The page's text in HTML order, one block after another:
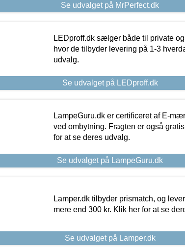
Se udvalget på MrPerfect.dk
LEDproff.dk sælger både til private
hvor de tilbyder levering på 1-3
udvalg.
Se udvalget på LEDproff.dk
LampeGuru.dk er certificeret af E-
ved ombytning. Fragten er også
for at se deres udvalg.
Se udvalget på LampeGuru.dk
Lamper.dk tilbyder prismatch, og
mere end 300 kr. Klik her for at se
Se udvalget på Lamper.dk